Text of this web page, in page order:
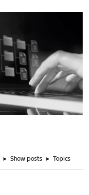
► Show posts ► Topics